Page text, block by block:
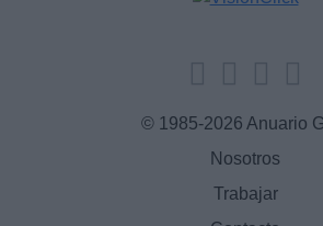
© 1985-2026 Anuario
Nosotros
Trabajar